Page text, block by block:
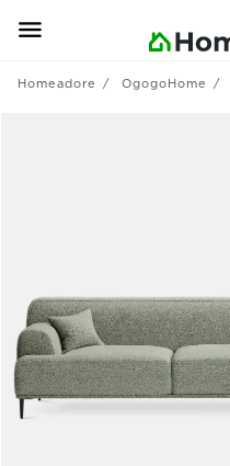
Homeadore OgogoHome